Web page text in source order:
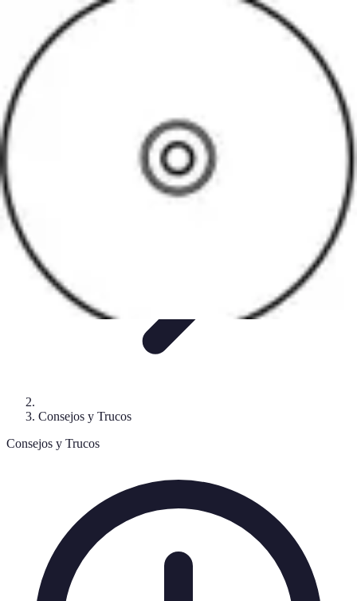
Software Fácil
Selección de Software
Integración de Software
TutorialesGuías Prácticas
Consejos y Trucos
Consejos y Trucos